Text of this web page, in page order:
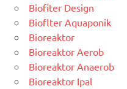
Biofiter Design
Bioflter Aquaponik
Bioreaktor
Bioreaktor Aerob
Bioreaktor Anaerob
Bioreaktor Ipal